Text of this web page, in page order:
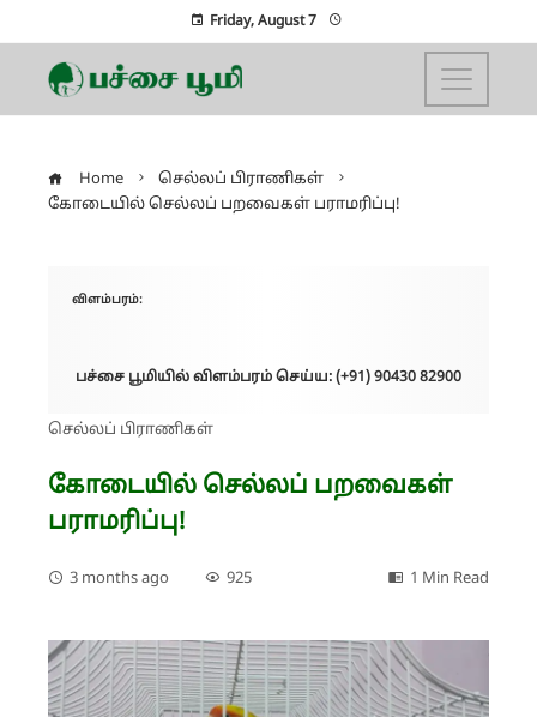
Friday, August 7
Home
செல்லப் பிராணிகள்
கோடையில் செல்லப் பறவைகள் பராமரிப்பு!
விளம்பரம்:
பச்சை பூமியில் விளம்பரம் செய்ய: (+91) 90430 82900
செல்லப் பிராணிகள்
கோடையில் செல்லப் பறவைகள்
பராமரிப்பு!
3 months ago 925 1 Min Read